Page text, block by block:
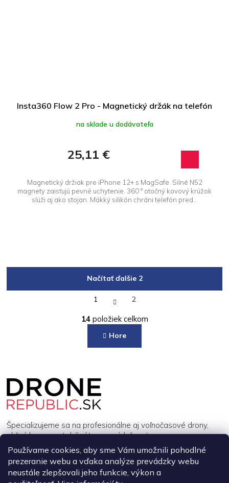
Používame cookies, aby sme Vám umožnili pohodlné
prezeranie webu a vďaka analýze prevádzky webu
neustále zlepšovali jeho funkcie, výkon a
Insta360 Flow 2 Pro - Magnetický držák na telefón
na sklade u dodávateľa
25,11 €
Magnetický držiak pre iPhone 12+ s MagSafe. Silné N52
magnety zaisťujú pevné uchytenie. 360 ° otočný kovový krúžok
slúži aj ako stojan. Mäkký silikón chráni telefón pred...
v
l
á
d
k
y
v
ý
p
i
Načítať ďalšie 2
S
t
á
k
o
1 2
14položiek celkom
Hore
e
Špecializujeme sa na profesionálne aj voľnočasové drony,
akčné kamery, stabilizátory a príslušenstvo.
INFORMÁCIE